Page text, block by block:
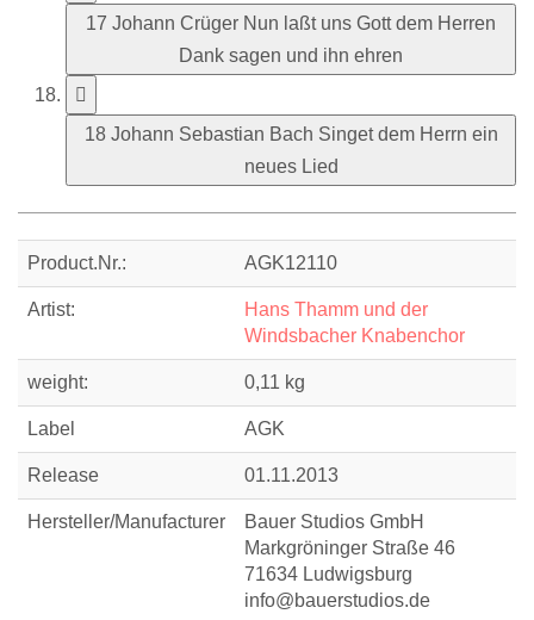
17 Johann Crüger Nun laßt uns Gott dem Herren
Dank sagen und ihn ehren
18 Johann Sebastian Bach Singet dem Herrn ein
neues Lied
Product.Nr.: AGK12110
Artist:
Hans Thamm und der
Windsbacher Knabenchor
weight: 0,11 kg
Label AGK
Release 01.11.2013
Hersteller/Manufacturer
Bauer Studios GmbH
Markgröninger Straße 46
71634 Ludwigsburg
info@bauerstudios.de